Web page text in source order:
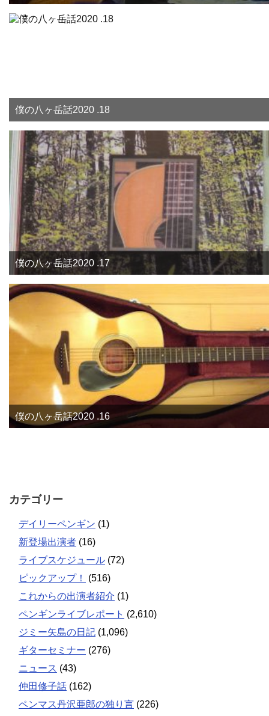
僕の八ヶ岳話2020 .18
僕の八ヶ岳話2020 .17
僕の八ヶ岳話2020 .16
カテゴリー
デイリーペンギン (1)
新登場出演者 (16)
ライブスケジュール (72)
ピックアップ！
(516)
これからの出演者紹介 (1)
ペンギンライブレポート (2,610)
ジミー矢島の日記 (1,096)
ギターセミナー (276)
ニュース (43)
仲田修子話 (162)
ペンマス丹沢亜郎の独り言 (226)